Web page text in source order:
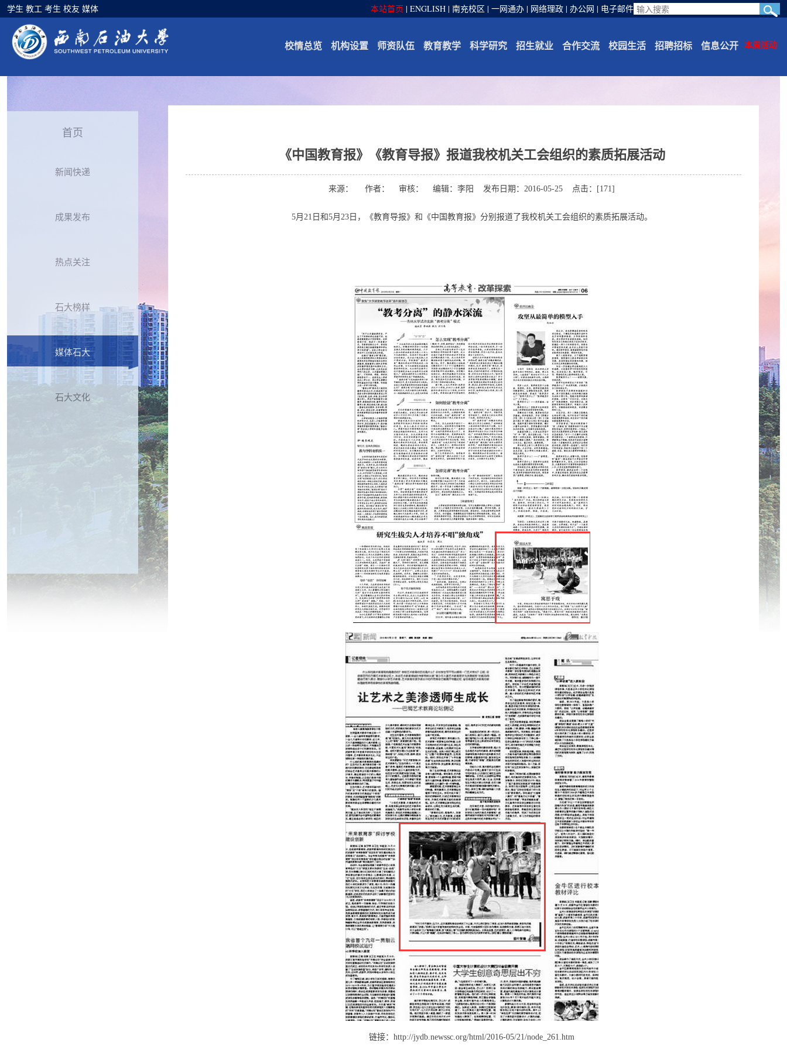
学生 教工 考生 校友 媒体 本站首页 | ENGLISH | 南充校区 | 一网通办 | 网络理政 | 办公网 | 电子邮件
校情总览 机构设置 师资队伍 教育教学 科学研究 招生就业 合作交流 校园生活 招聘招标 信息公开 本周活动
首页
新闻快递
成果发布
热点关注
石大榜样
媒体石大
石大文化
《中国教育报》《教育导报》报道我校机关工会组织的素质拓展活动
来源： 作者： 审核： 编辑：李阳 发布日期：2016-05-25 点击：[171]
5月21日和5月23日，《教育导报》和《中国教育报》分别报道了我校机关工会组织的素质拓展活动。
链接：http://jydb.newssc.org/html/2016-05/21/node_261.htm